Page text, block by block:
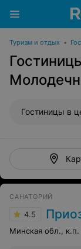
Туризм и отдых •
Гостиницы в
САНАТОРИЙ
4.5
Минская обл., к.п.